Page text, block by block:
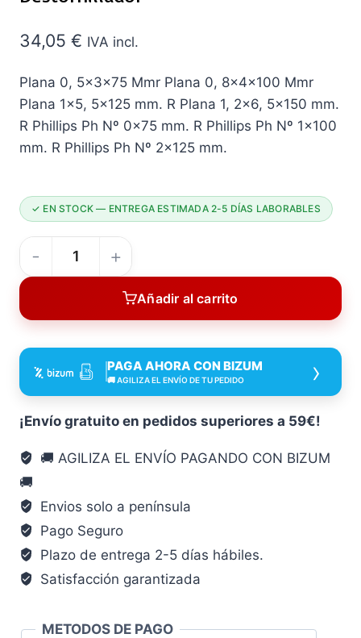
34,05 € IVA incl.
Plana 0, 5x3x75 Mmr Plana 0, 8x4x100 Mmr
Plana 1×5, 5×125 mm. R Plana 1, 2×6, 5×150 mm.
R Phillips Ph Nº 0x75 mm. R Phillips Ph Nº 1×100
mm. R Phillips Ph Nº 2×125 mm.
✓ EN STOCK — ENTREGA ESTIMADA 2-5 DÍAS LABORABLES
JUEGO
DEST
CAJA
7
PZAS
PROF
PL-
Dogher
5X3X75
Mm
8X4X100
Mm
destornillador
Añadir al carrito
PAGA AHORA CON BIZUM
🚚 AGILIZA EL ENVÍO DE TU PEDIDO ›
¡Envío gratuito en pedidos superiores a 59€!
🚚 AGILIZA EL ENVÍO PAGANDO CON BIZUM
🚚
Envios solo a península
Pago Seguro
Plazo de entrega 2-5 días hábiles.
Satisfacción garantizada
METODOS DE PAGO